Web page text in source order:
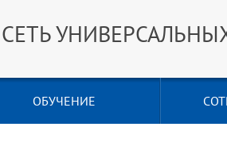
ОБУЧЕНИЕ